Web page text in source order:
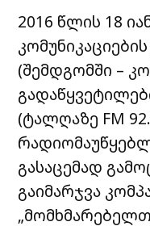
2016 წლის 18
(შემდგომში –
(ტალღაზე FM
გასაცემად
გაიმარჯვა